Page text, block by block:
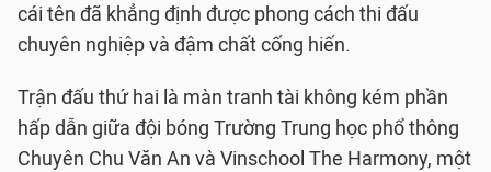
cái tên đã khẳng định được phong cách thi đấu
chuyên nghiệp và đậm chất cống hiến.
Trận đấu thứ hai là màn tranh tài không kém phần
hấp dẫn giữa đội bóng Trường Trung học phổ thông
Chuyên Chu Văn An và Vinschool The Harmony, một